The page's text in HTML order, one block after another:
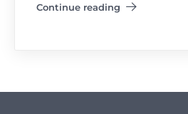
Continue reading
"Uluslararası Çayda Çıra Film